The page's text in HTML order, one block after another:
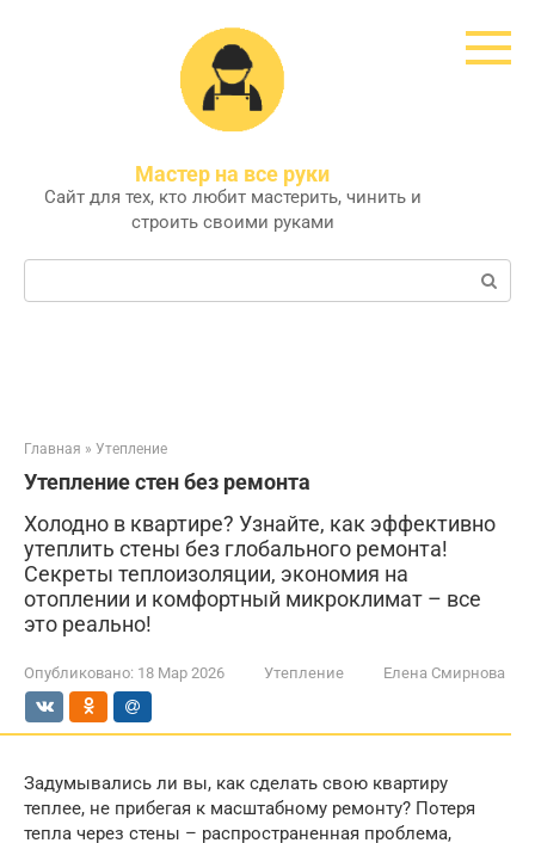
Мастер на все руки
Сайт для тех, кто любит мастерить, чинить и
строить своими руками
Поиск:
Главная » Утепление
Утепление стен без ремонта
Холодно в квартире? Узнайте, как эффективно
утеплить стены без глобального ремонта!
Секреты теплоизоляции, экономия на
отоплении и комфортный микроклимат – все
это реально!
Опубликовано: 18 Мар 2026 Утепление Елена Смирнова
Задумывались ли вы, как сделать свою квартиру
теплее, не прибегая к масштабному ремонту? Потеря
тепла через стены – распространенная проблема,